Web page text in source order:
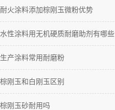
耐火涂料添加棕刚玉微粉优势
水性涂料用无机硬质耐磨助剂有哪些
生产涂料常用耐磨粉
棕刚玉和白刚玉区别
棕刚玉砂耐用吗